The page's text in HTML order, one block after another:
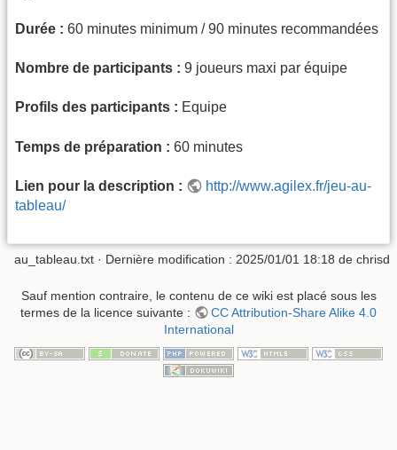
Durée : 60 minutes minimum / 90 minutes recommandées
Nombre de participants : 9 joueurs maxi par équipe
Profils des participants : Equipe
Temps de préparation : 60 minutes
Lien pour la description :
http://www.agilex.fr/jeu-au-
tableau/
au_tableau.txt · Dernière modification : 2025/01/01 18:18 de chrisd
Sauf mention contraire, le contenu de ce wiki est placé sous les
termes de la licence suivante :
CC Attribution-Share Alike 4.0
International